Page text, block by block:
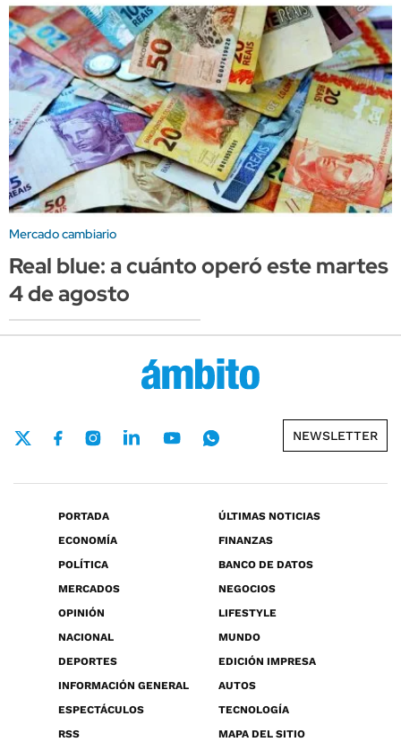
Mercado cambiario
Real blue: a cuánto operó este martes
4 de agosto
NEWSLETTER
PORTADA
ÚLTIMAS NOTICIAS
ECONOMÍA
FINANZAS
POLÍTICA
BANCO DE DATOS
MERCADOS
NEGOCIOS
OPINIÓN
LIFESTYLE
NACIONAL
MUNDO
DEPORTES
EDICIÓN IMPRESA
INFORMACIÓN GENERAL
AUTOS
ESPECTÁCULOS
TECNOLOGÍA
RSS
MAPA DEL SITIO